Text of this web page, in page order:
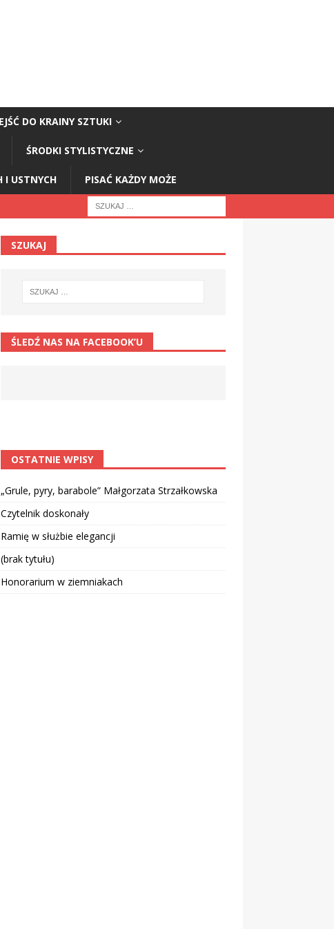
DO KRAINY SZTUKI
ŚRODKI STYLISTYCZNE
I USTNYCH PISAĆ KAŻDY MOŻE
SZUKAJ
ŚLEDŹ NAS NA FACEBOOK’U
OSTATNIE WPISY
„Grule, pyry, barabole” Małgorzata Strzałkowska
Czytelnik doskonały
Ramię w służbie elegancji
(brak tytułu)
Honorarium w ziemniakach